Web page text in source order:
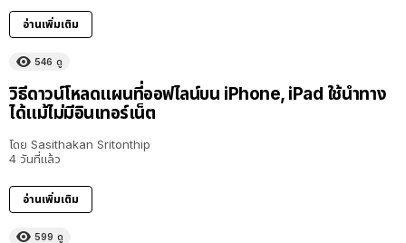
อ่านเพิ่มเติม
546 ดู
วิธีดาวน์โหลดแผนที่ออฟไลน์บน iPhone, iPad ใช้นำทาง
ได้แม้ไม่มีอินเทอร์เน็ต
โดย Sasithakan Sritonthip
4 วันที่แล้ว
อ่านเพิ่มเติม
599 ดู